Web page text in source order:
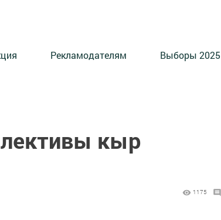
Рекламодателям Выборы 2025
кыр
1175